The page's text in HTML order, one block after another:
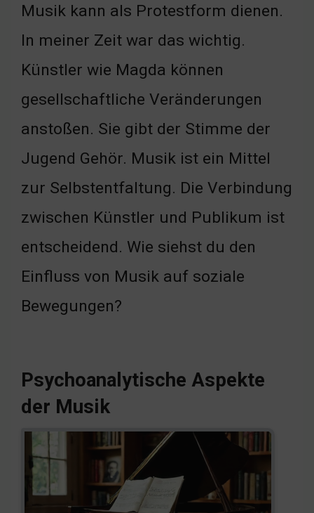
Musik kann als Protestform dienen.
In meiner Zeit war das wichtig.
Künstler wie Magda können
gesellschaftliche Veränderungen
anstoßen. Sie gibt der Stimme der
Jugend Gehör. Musik ist ein Mittel
zur Selbstentfaltung. Die Verbindung
zwischen Künstler und Publikum ist
entscheidend. Wie siehst du den
Einfluss von Musik auf soziale
Bewegungen?
Psychoanalytische Aspekte
der Musik